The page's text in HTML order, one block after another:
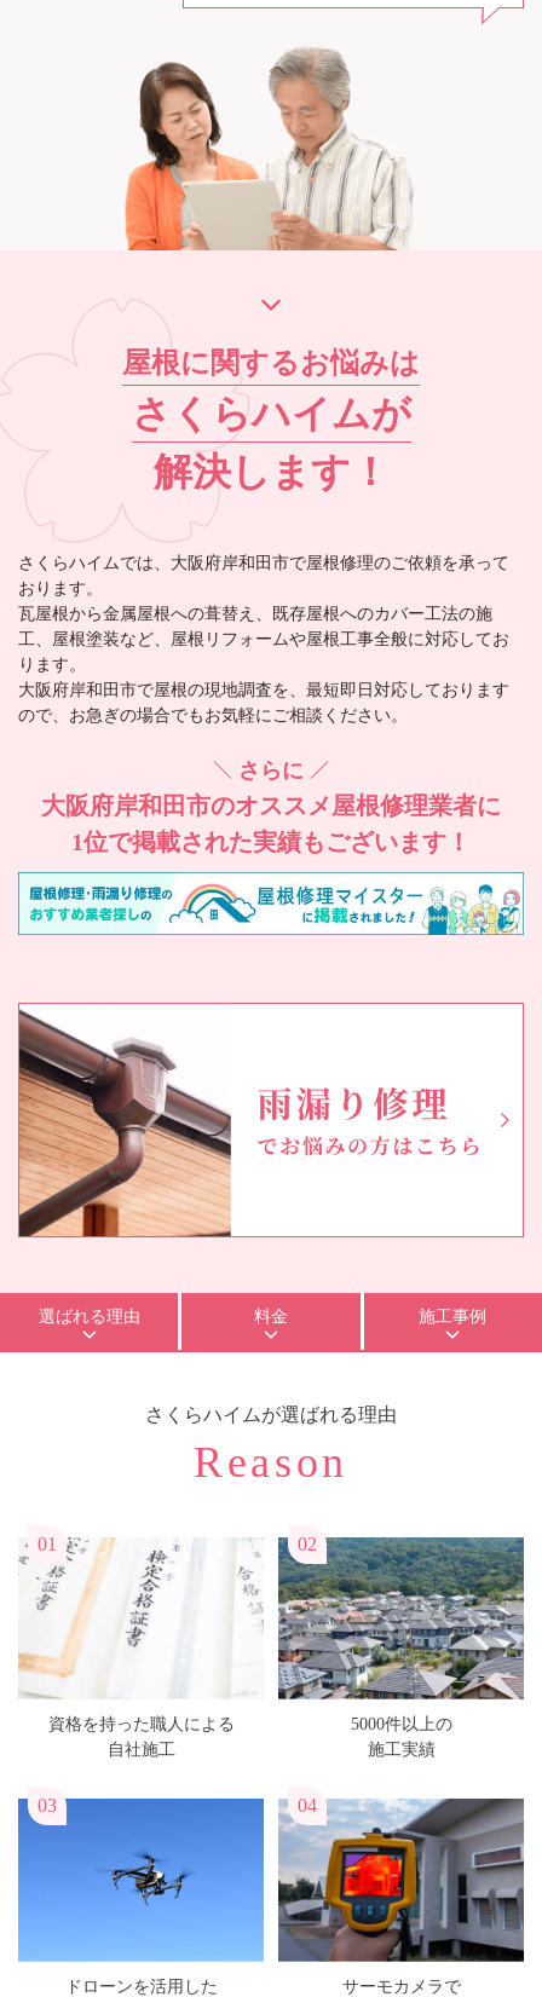
屋根に関するお悩みは
さくらハイムが
解決します！
さくらハイムでは、大阪府岸和田市で屋根修理のご依頼を承って
おります。
瓦屋根から金属屋根への葺替え、既存屋根へのカバー工法の施
工、屋根塗装など、屋根リフォームや屋根工事全般に対応してお
ります。
大阪府岸和田市で屋根の現地調査を、最短即日対応しております
ので、お急ぎの場合でもお気軽にご相談ください。
さらに
大阪府岸和田市のオススメ屋根修理業者に
1位で掲載された実績もございます！
選ばれる理由 料金 施工事例
さくらハイムが選ばれる理由
Reason
01
資格を持った職人による
自社施工
02
5000件以上の
施工実績
03
ドローンを活用した
04
サーモカメラで